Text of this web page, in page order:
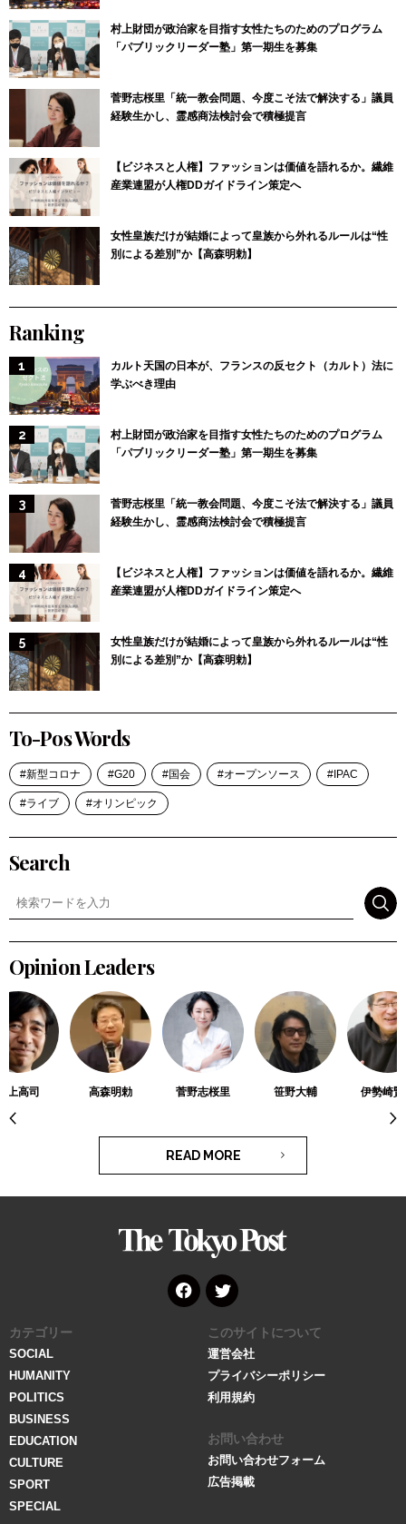
村上財団が政治家を目指す女性たちのためのプログラム
「パブリックリーダー塾」第一期生を募集
菅野志桜里「統一教会問題、今度こそ法で解決する」議員
経験生かし、霊感商法検討会で積極提言
【ビジネスと人権】ファッションは価値を語れるか。繊維
産業連盟が人権DDガイドライン策定へ
女性皇族だけが結婚によって皇族から外れるルールは“性
別による差別”か【高森明勅】
Ranking
カルト天国の日本が、フランスの反セクト（カルト）法に
学ぶべき理由
村上財団が政治家を目指す女性たちのためのプログラム
「パブリックリーダー塾」第一期生を募集
菅野志桜里「統一教会問題、今度こそ法で解決する」議員
経験生かし、霊感商法検討会で積極提言
【ビジネスと人権】ファッションは価値を語れるか。繊維
産業連盟が人権DDガイドライン策定へ
女性皇族だけが結婚によって皇族から外れるルールは“性
別による差別”か【高森明勅】
To-Pos Words
新型コロナ G20 国会 オープンソース IPAC
ライブ オリンピック
Search
Opinion Leaders
上高司 高森明勅 菅野志桜里 笹野大輔 伊勢崎
READ MORE
er
カテゴリー
SOCIAL
HUMANITY
POLITICS
BUSINESS
EDUCATION
CULTURE
SPORT
SPECIAL
このサイトについて
運営会社
プライバシーポリシー
利用規約
お問い合わせ
お問い合わせフォーム
広告掲載